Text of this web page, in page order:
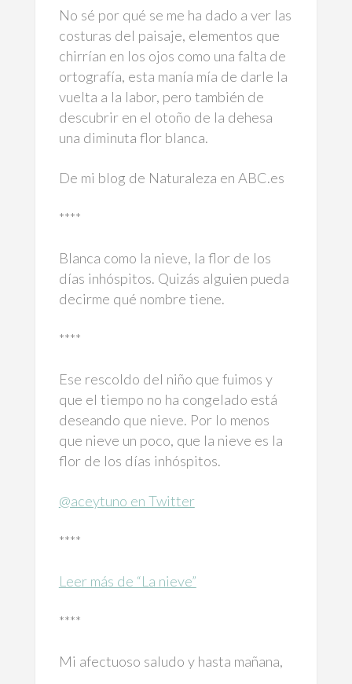
No sé por qué se me ha dado a ver las
costuras del paisaje, elementos que
chirrían en los ojos como una falta de
ortografía, esta manía mía de darle la
vuelta a la labor, pero también de
descubrir en el otoño de la dehesa
una diminuta flor blanca.
De mi blog de Naturaleza en ABC.es
****
Blanca como la nieve, la flor de los
días inhóspitos. Quizás alguien pueda
decirme qué nombre tiene.
****
Ese rescoldo del niño que fuimos y
que el tiempo no ha congelado está
deseando que nieve. Por lo menos
que nieve un poco, que la nieve es la
flor de los días inhóspitos.
@aceytuno en Twitter
****
Leer más de “La nieve”
****
Mi afectuoso saludo y hasta mañana,